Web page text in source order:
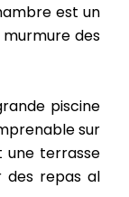
est un
des
piscine
sur
une terrasse
des repas al